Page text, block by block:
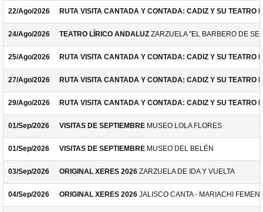
22/Ago/2026 RUTA VISITA CANTADA Y CONTADA: CADIZ Y SU TEATRO
24/Ago/2026 TEATRO LÍRICO ANDALUZ ZARZUELA "EL BARBERO DE
25/Ago/2026 RUTA VISITA CANTADA Y CONTADA: CADIZ Y SU TEATRO
27/Ago/2026 RUTA VISITA CANTADA Y CONTADA: CADIZ Y SU TEATRO
29/Ago/2026 RUTA VISITA CANTADA Y CONTADA: CADIZ Y SU TEATRO
01/Sep/2026 VISITAS DE SEPTIEMBRE MUSEO LOLA FLORES
01/Sep/2026 VISITAS DE SEPTIEMBRE MUSEO DEL BELÉN
03/Sep/2026 ORIGINAL XERES 2026 ZARZUELA DE IDA Y VUELTA
04/Sep/2026 ORIGINAL XERES 2026 JALISCO CANTA - MARIACHI